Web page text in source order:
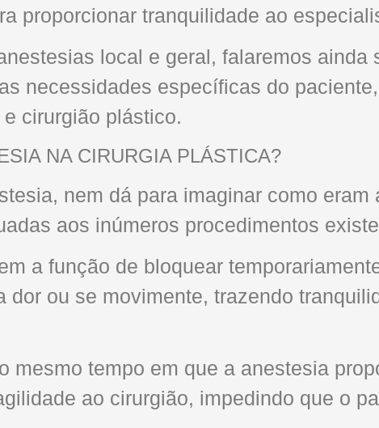
proporcionar tranquilidade ao
local e geral, falaremos ainda
necessidades específicas do
cirurgião plástico.
NA CIRURGIA PLÁSTICA?
nem dá para imaginar como
aos inúmeros procedimentos
a função de bloquear
dor ou se movimente, trazendo
mesmo tempo em que a anestesia
ao cirurgião, impedindo que o